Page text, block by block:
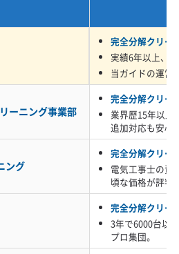
フィンに付くと、本来水を
グが効かなくなります。
着剤となり、空気中のホコ
ンの奥深くに固めて、ベ
ある汚れに変化させます。
部からの湿った空気がこの
カビや菌が繁殖してヌルヌ
ます。
完全分解クリー
実績6年以上、
当ガイドの運営
ーニング事業部
完全分解クリー
業界歴15年以上
追加対応も安心
ング
完全分解クリー
電気工事士の資
頃な価格が評判
完全分解クリー
3年で6000台以
プロ集団。